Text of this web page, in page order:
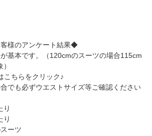
様のアンケート結果◆
基本です。（120cmのスーツの場合115cm
こちらをクリック♪
でも必ずウエストサイズ等ご確認ください
り
り
ーツ